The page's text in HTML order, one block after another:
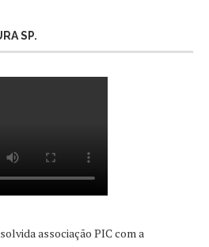
SP.
associação PIC com a